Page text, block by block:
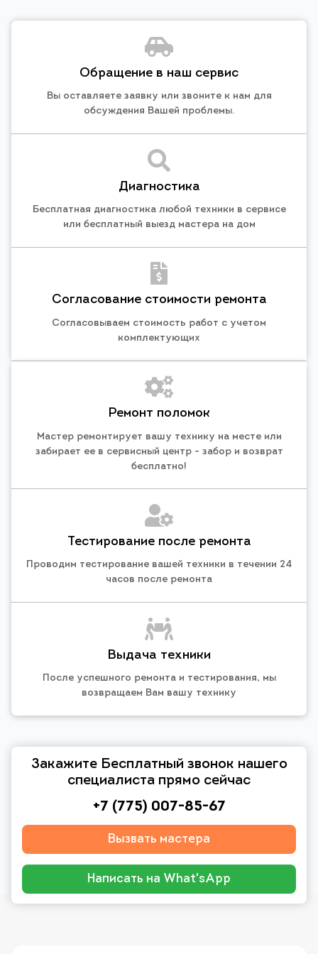
Обращение в наш сервис
Вы оставляете заявку или звоните к нам для
обсуждения Вашей проблемы.
Диагностика
Бесплатная диагностика любой техники в сервисе
или бесплатный выезд мастера на дом
Согласование стоимости ремонта
Согласовываем стоимость работ с учетом
комплектующих
Ремонт поломок
Мастер ремонтирует вашу технику на месте или
забирает ее в сервисный центр - забор и возврат
бесплатно!
Тестирование после ремонта
Проводим тестирование вашей техники в течении 24
часов после ремонта
Выдача техники
После успешного ремонта и тестирования, мы
возвращаем Вам вашу технику
Закажите Бесплатный звонок нашего
специалиста прямо сейчас
+7 (775) 007-85-67
Вызвать мастера
Написать на What'sApp